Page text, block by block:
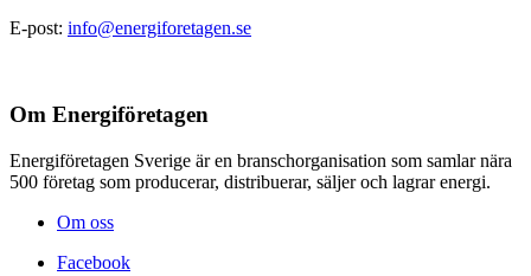
E-post: info@energiforetagen.se
Om Energiföretagen
Energiföretagen Sverige är en branschorganisation som samlar nära
500 företag som producerar, distribuerar, säljer och lagrar energi.
Om oss
Facebook